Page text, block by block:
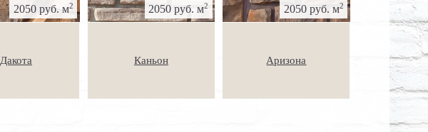
2050 руб. м2
Дакота
2050 руб. м2
Каньон
2050 руб. м2
Аризона